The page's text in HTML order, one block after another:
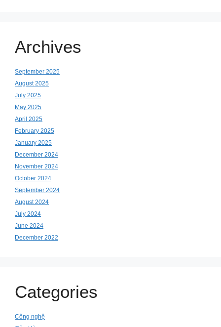
Archives
September 2025
August 2025
July 2025
May 2025
April 2025
February 2025
January 2025
December 2024
November 2024
October 2024
September 2024
August 2024
July 2024
June 2024
December 2022
Categories
Công nghệ